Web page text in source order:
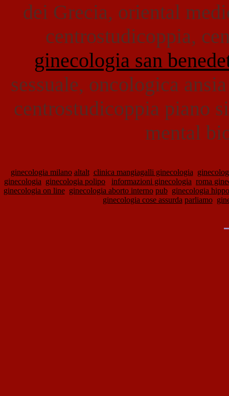
dei Grecia, oriental
centrostudicoppia,
ginecologia san
sessuale, oncologica
centrostudicoppia piano
mental
ginecologia milano altalt clinica mangiagalli ginecologia
ginecologia ginecologia polipo informazioni ginecologia roma
ginecologia on line ginecologia aborto interno pub ginecologia
ginecologia cose assurda parliamo